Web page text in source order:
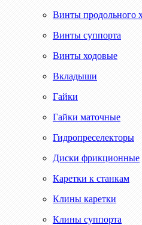
Винты продольного
Винты суппорта
Винты ходовые
Вкладыши
Гайки
Гайки маточные
Гидропреселекторы
Диски фрикционные
Каретки к станкам
Клины каретки
Клины суппорта